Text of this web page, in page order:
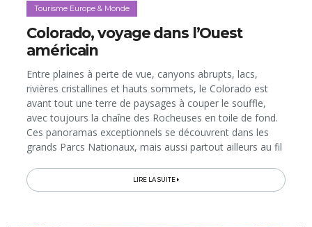
Tourisme Europe & Monde
Colorado, voyage dans l’Ouest
américain
Entre plaines à perte de vue, canyons abrupts, lacs,
rivières cristallines et hauts sommets, le Colorado est
avant tout une terre de paysages à couper le souffle,
avec toujours la chaîne des Rocheuses en toile de fond.
Ces panoramas exceptionnels se découvrent dans les
grands Parcs Nationaux, mais aussi partout ailleurs au fil
bien souvent, nous plongent dans des décors et
ambiances de films western. Voici quelques «musts» à
LIRE LA SUITE